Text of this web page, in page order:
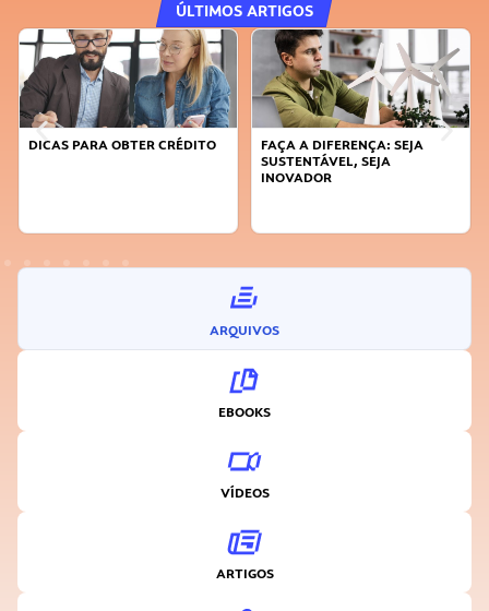
ÚLTIMOS ARTIGOS
DICAS PARA OBTER CRÉDITO
FAÇA A DIFERENÇA: SEJA
SUSTENTÁVEL, SEJA
INOVADOR
ARQUIVOS
EBOOKS
VÍDEOS
ARTIGOS